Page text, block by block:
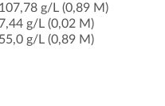
107,78 g/L (0,89 M)
7,44 g/L (0,02 M)
55,0 g/L (0,89 M)